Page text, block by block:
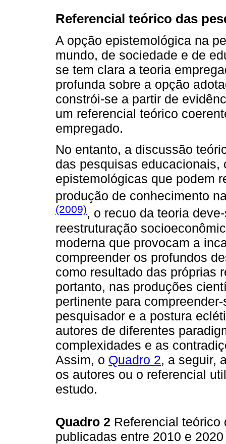
Referencial teórico das
A opção epistemológica na
mundo, de sociedade e de
se tem clara a teoria
profunda sobre a opção
constrói-se a partir de
um referencial teórico
empregado.
No entanto, a discussão
das pesquisas
epistemológicas que podem
produção de conhecimento
(2009), o recuo da teoria
reestruturação
moderna que provocam a
compreender os profundos
como resultado das próprias
portanto, nas produções
pertinente para
pesquisador e a postura
autores de diferentes
complexidades e as
Assim, o Quadro 2, a seguir,
os autores ou o referencial
estudo.
Quadro 2 Referencial
publicadas entre 2010 e